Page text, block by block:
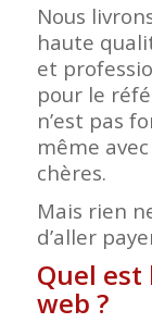
Nous
haute
et
pour le
n’est pas
même
chères.
Mais rien
d’aller
Quel
web ?